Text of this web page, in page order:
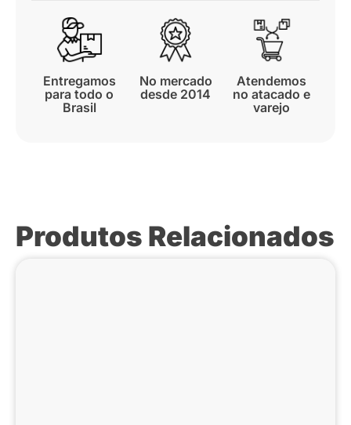
Entregamos
para todo o
Brasil
No mercado
desde 2014
Atendemos
no atacado e
varejo
Produtos Relacionados